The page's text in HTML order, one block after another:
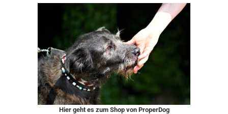
Hier geht es zum Shop von ProperDog